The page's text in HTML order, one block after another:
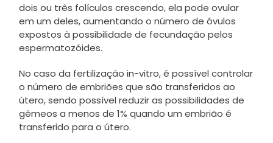
dois ou três folículos crescendo, ela pode ovular
em um deles, aumentando o número de óvulos
expostos à possibilidade de fecundação pelos
espermatozóides.
No caso da fertilização in-vitro, é possível controlar
o número de embriões que são transferidos ao
útero, sendo possível reduzir as possibilidades de
gêmeos a menos de 1% quando um embrião é
transferido para o útero.